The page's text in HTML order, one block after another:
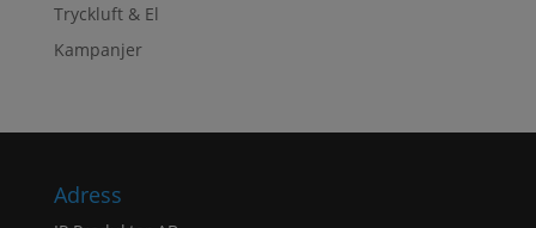
Tryckluft & El
Kampanjer
Adress